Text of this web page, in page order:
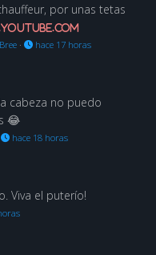
por unas tetas
· hace 17 horas
cabeza no puedo
😂
hace 18 horas
Viva el puterío!